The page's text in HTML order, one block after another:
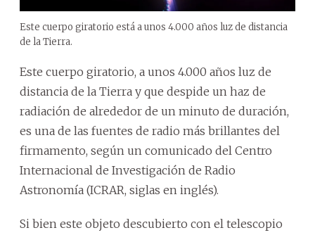
Este cuerpo giratorio está a unos 4.000 años luz de distancia
de la Tierra.
Este cuerpo giratorio, a unos 4.000 años luz de
distancia de la Tierra y que despide un haz de
radiación de alrededor de un minuto de duración,
es una de las fuentes de radio más brillantes del
firmamento, según un comunicado del Centro
Internacional de Investigación de Radio
Astronomía (ICRAR, siglas en inglés).
Si bien este objeto descubierto con el telescopio